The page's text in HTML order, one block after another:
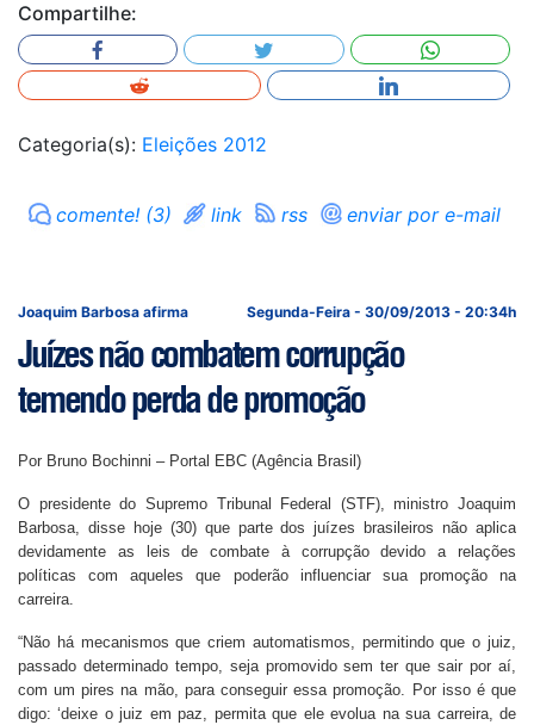
Compartilhe:
Categoria(s): Eleições 2012
comente! (3) link rss enviar por e-mail
Segunda-Feira - 30/09/2013 - 20:34h
Joaquim Barbosa afirma
Juízes não combatem corrupção
temendo perda de promoção
Por Bruno Bochinni – Portal EBC (Agência Brasil)
O presidente do Supremo Tribunal Federal (STF), ministro Joaquim
Barbosa, disse hoje (30) que parte dos juízes brasileiros não aplica
devidamente as leis de combate à corrupção devido a relações
políticas com aqueles que poderão influenciar sua promoção na
carreira.
“Não há mecanismos que criem automatismos, permitindo que o juiz,
passado determinado tempo, seja promovido sem ter que sair por aí,
com um pires na mão, para conseguir essa promoção. Por isso é que
digo: ‘deixe o juiz em paz, permita que ele evolua na sua carreira, de